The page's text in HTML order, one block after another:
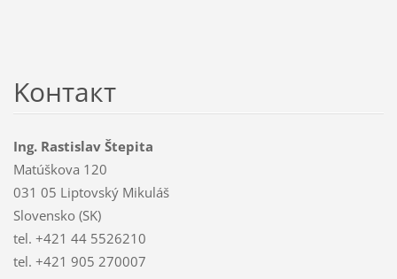
Koнтакт
Ing. Rastislav Štepita
Matúškova 120
031 05 Liptovský Mikuláš
Slovensko (SK)
tel. +421 44 5526210
tel. +421 905 270007